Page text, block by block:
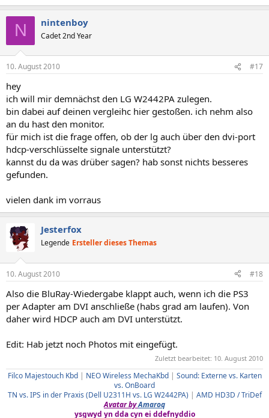
N nintenboy
Cadet 2nd Year
10. August 2010 #17
hey
ich will mir demnächst den LG W2442PA zulegen.
bin dabei auf deinen vergleihc hier gestoßen. ich nehm also
an du hast den monitor.
für mich ist die frage offen, ob der lg auch über den dvi-port
hdcp-verschlüsselte signale unterstützt?
kannst du da was drüber sagen? hab sonst nichts besseres
gefunden.
vielen dank im vorraus
Jesterfox
Legende Ersteller dieses Themas
10. August 2010 #18
Also die BluRay-Wiedergabe klappt auch, wenn ich die PS3
per Adapter am DVI anschließe (habs grad am laufen). Von
daher wird HDCP auch am DVI unterstützt.
Edit: Hab jetzt noch Photos mit eingefügt.
Zuletzt bearbeitet: 10. August 2010
Filco Majestouch Kbd| NEO Wireless MechaKbd| Sound: Externe vs. Karten
vs. OnBoard
TN vs. IPS in der Praxis (Dell U2311H vs. LG W2442PA) | AMD HD3D / TriDef
Avatar byAmaroq
ysgwyd yn dda cyn ei ddefnyddio